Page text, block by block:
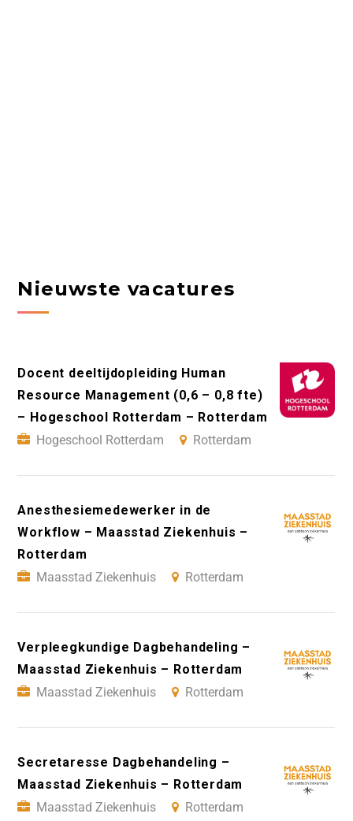
Nieuwste vacatures
Docent deeltijdopleiding Human
Resource Management (0,6 – 0,8 fte)
– Hogeschool Rotterdam – Rotterdam
Hogeschool Rotterdam
Rotterdam
Anesthesiemedewerker in de
Workflow – Maasstad Ziekenhuis –
Rotterdam
Maasstad Ziekenhuis
Rotterdam
Verpleegkundige Dagbehandeling –
Maasstad Ziekenhuis – Rotterdam
Maasstad Ziekenhuis
Rotterdam
Secretaresse Dagbehandeling –
Maasstad Ziekenhuis – Rotterdam
Maasstad Ziekenhuis
Rotterdam